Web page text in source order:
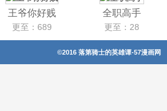
王爷你好贱
更至：689
全职高手
更至：28
©2016 落第骑士的英雄谭-57漫画网